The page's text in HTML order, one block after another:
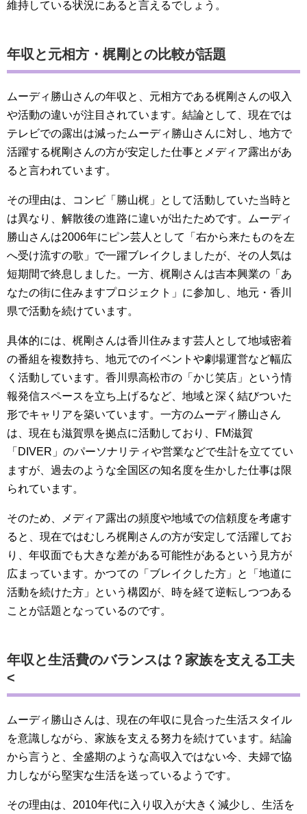
維持している状況にあると言えるでしょう。
年収と元相方・梶剛との比較が話題
ムーディ勝山さんの年収と、元相方である梶剛さんの収入
や活動の違いが注目されています。結論として、現在では
テレビでの露出は減ったムーディ勝山さんに対し、地方で
活躍する梶剛さんの方が安定した仕事とメディア露出があ
ると言われています。
その理由は、コンビ「勝山梶」として活動していた当時と
は異なり、解散後の進路に違いが出たためです。ムーディ
勝山さんは2006年にピン芸人として「右から来たものを左
へ受け流すの歌」で一躍ブレイクしましたが、その人気は
短期間で終息しました。一方、梶剛さんは吉本興業の「あ
なたの街に住みますプロジェクト」に参加し、地元・香川
県で活動を続けています。
具体的には、梶剛さんは香川住みます芸人として地域密着
の番組を複数持ち、地元でのイベントや劇場運営など幅広
く活動しています。香川県高松市の「かじ笑店」という情
報発信スペースを立ち上げるなど、地域と深く結びついた
形でキャリアを築いています。一方のムーディ勝山さん
は、現在も滋賀県を拠点に活動しており、FM滋賀
「DIVER」のパーソナリティや営業などで生計を立ててい
ますが、過去のような全国区の知名度を生かした仕事は限
られています。
そのため、メディア露出の頻度や地域での信頼度を考慮す
ると、現在ではむしろ梶剛さんの方が安定して活躍してお
り、年収面でも大きな差がある可能性があるという見方が
広まっています。かつての「ブレイクした方」と「地道に
活動を続けた方」という構図が、時を経て逆転しつつある
ことが話題となっているのです。
年収と生活費のバランスは？家族を支える工夫
<
ムーディ勝山さんは、現在の年収に見合った生活スタイル
を意識しながら、家族を支える努力を続けています。結論
から言うと、全盛期のような高収入ではない今、夫婦で協
力しながら堅実な生活を送っているようです。
その理由は、2010年代に入り収入が大きく減少し、生活を